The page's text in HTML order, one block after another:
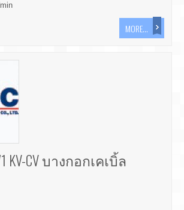
MORE...
KV-CV บางกอกเคเบิ้ล